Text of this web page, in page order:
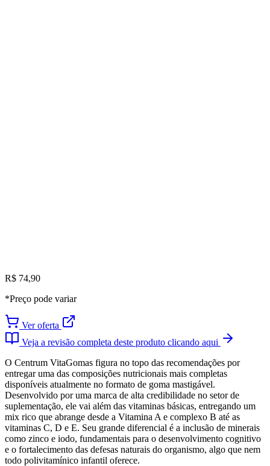
R$ 74,90
*Preço pode variar
Ver oferta
Veja a revisão completa deste produto clicando aqui
O Centrum VitaGomas figura no topo das recomendações por
entregar uma das composições nutricionais mais completas
disponíveis atualmente no formato de goma mastigável.
Desenvolvido por uma marca de alta credibilidade no setor de
suplementação, ele vai além das vitaminas básicas, entregando um
mix rico que abrange desde a Vitamina A e complexo B até as
vitaminas C, D e E. Seu grande diferencial é a inclusão de minerais
como zinco e iodo, fundamentais para o desenvolvimento cognitivo
e o fortalecimento das defesas naturais do organismo, algo que nem
todo polivitamínico infantil oferece.